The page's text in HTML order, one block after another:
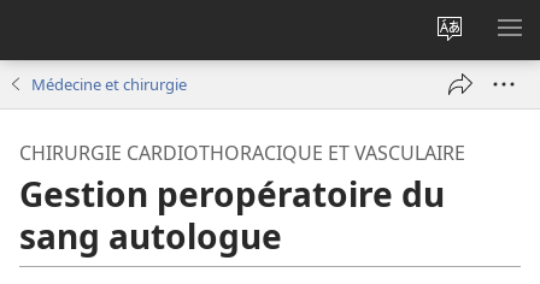
Changer
la
langue
site
Médecine et chirurgie
CHIRURGIE CARDIOTHORACIQUE ET VASCULAIRE
Gestion peropératoire du
sang autologue